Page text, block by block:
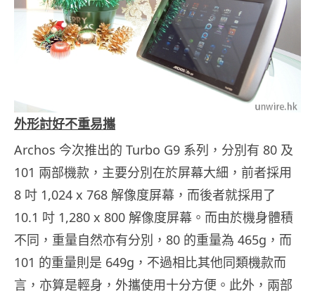
外形討好不重易攜
Archos 今次推出的 Turbo G9 系列，分別有 80 及
101 兩部機款，主要分別在於屏幕大細，前者採用
8 吋 1,024 x 768 解像度屏幕，而後者就採用了
10.1 吋 1,280 x 800 解像度屏幕。而由於機身體積
不同，重量自然亦有分別，80 的重量為 465g，而
101 的重量則是 649g，不過相比其他同類機款而
言，亦算是輕身，外攜使用十分方便。此外，兩部